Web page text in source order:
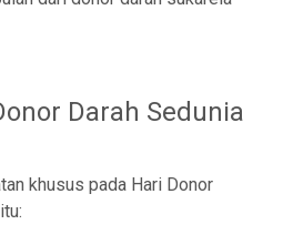
Darah Sedunia
khusus pada Hari Donor